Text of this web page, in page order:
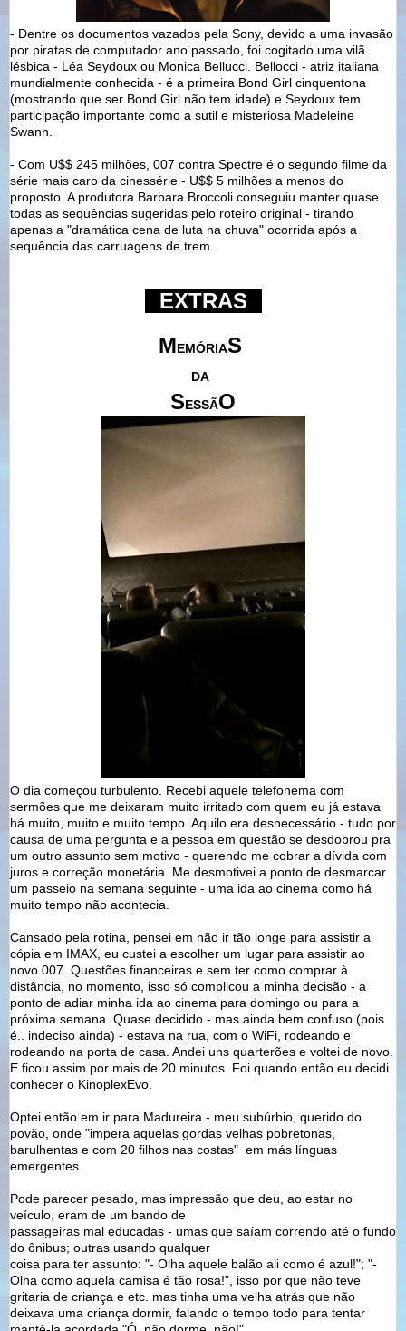
- Dentre os documentos vazados pela Sony, devido a uma invasão
por piratas de computador ano passado, foi cogitado uma vilã
lésbica - Léa Seydoux ou Monica Bellucci. Bellocci - atriz italiana
mundialmente conhecida - é a primeira Bond Girl cinquentona
(mostrando que ser Bond Girl não tem idade) e Seydoux tem
participação importante como a sutil e misteriosa Madeleine
Swann.
- Com U$$ 245 milhões, 007 contra Spectre é o segundo filme da
série mais caro da cinessérie - U$$ 5 milhões a menos do
proposto. A produtora Barbara Broccoli conseguiu manter quase
todas as sequências sugeridas pelo roteiro original - tirando
apenas a "dramática cena de luta na chuva" ocorrida após a
sequência das carruagens de trem.
EXTRAS
MEMÓRIAS
DA
SESSÃO
O dia começou turbulento. Recebi aquele telefonema com
sermões que me deixaram muito irritado com quem eu já estava
há muito, muito e muito tempo. Aquilo era desnecessário - tudo por
causa de uma pergunta e a pessoa em questão se desdobrou pra
um outro assunto sem motivo - querendo me cobrar a dívida com
juros e correção monetária. Me desmotivei a ponto de desmarcar
um passeio na semana seguinte - uma ida ao cinema como há
muito tempo não acontecia.
Cansado pela rotina, pensei em não ir tão longe para assistir a
cópia em IMAX, eu custei a escolher um lugar para assistir ao
novo 007. Questões financeiras e sem ter como comprar à
distância, no momento, isso só complicou a minha decisão - a
ponto de adiar minha ida ao cinema para domingo ou para a
próxima semana. Quase decidido - mas ainda bem confuso (pois
é.. indeciso ainda) - estava na rua, com o WiFi, rodeando e
rodeando na porta de casa. Andei uns quarterões e voltei de novo.
E ficou assim por mais de 20 minutos. Foi quando então eu decidi
conhecer o KinoplexEvo.
Optei então em ir para Madureira - meu subúrbio, querido do
povão, onde "impera aquelas gordas velhas pobretonas,
barulhentas e com 20 filhos nas costas" em más línguas
emergentes.
Pode parecer pesado, mas impressão que deu, ao estar no
veículo, eram de um bando de
passageiras mal educadas - umas que saíam correndo até o fundo
do ônibus; outras usando qualquer
coisa para ter assunto: "- Olha aquele balão ali como é azul!"; "-
Olha como aquela camisa é tão rosa!", isso por que não teve
gritaria de criança e etc. mas tinha uma velha atrás que não
deixava uma criança dormir, falando o tempo todo para tentar